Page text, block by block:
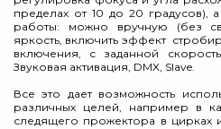
пределах от 10 до 20 градусов),
работы: можно вручную (без
яркость, включить эффект
включения, с заданной
Звуковая активация, DMX, Slave.
Все это дает возможность
различных целей, например в
следящего прожектора в цирках